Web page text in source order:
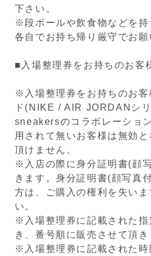
下さい。
※段ボールや飲食物などを持
各自でお持ち帰り厳守でお願
■入場整理券をお持ちのお客
※入場整理券をお持ちのお客
ド(NIKE / AIR JORDANシ
sneakersのコラボレーショ
用されて無いお客様は無効
頂けません。
※入店の際に身分証明書(顔
きます。身分証明書(顔写真
方は、ご購入の権利を失いま
い。
※入場整理券に記載された指
き、番号順に販売させて頂き
※入場整理券に記載された時